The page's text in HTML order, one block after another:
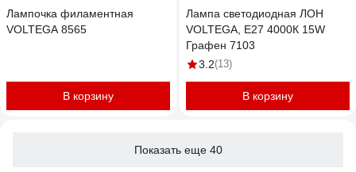
Лампочка филаментная
VOLTEGA 8565
В корзину
Лампа светодиодная ЛОН
VOLTEGA, Е27 4000К 15W
Графен 7103
3.2(13)
В корзину
Показать еще 40